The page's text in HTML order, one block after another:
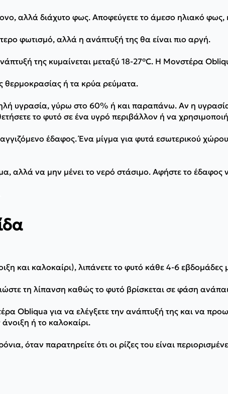
αλλά διάχυτο φως. Αποφεύγετε το άμεσο ηλιακό
φωτισμό, αλλά η ανάπτυξή της θα είναι πιο αργή.
της κυμαίνεται μεταξύ 18-27°C. Η Μονστέρα
θερμοκρασίας ή τα κρύα ρεύματα.
υγρασία, γύρω στο 60% ή και παραπάνω. Αν η
το φυτό σε ένα υγρό περιβάλλον ή να
έδαφος. Ένα μίγμα για φυτά εσωτερικού χώρου
αλλά να μην μένει το νερό στάσιμο. Αφήστε το
και καλοκαίρι), λιπάνετε το φυτό κάθε 4-6
τη λίπανση καθώς το φυτό βρίσκεται σε φάση
Obliqua για να ελέγξετε την ανάπτυξή της και να
ή το καλοκαίρι.
όταν παρατηρείτε ότι οι ρίζες του είναι